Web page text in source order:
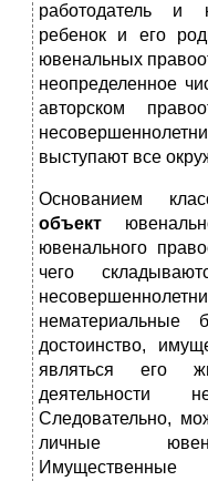
работодатель и
ребенок и его
ювенальных
неопределенное
авторском
выступают все
Основанием
объект
ювенального
чего
нематериальные
достоинство,
являться его
деятельности
Следовательно,
личные
Имущественные